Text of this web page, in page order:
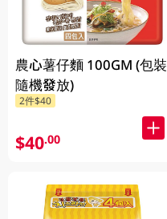
農心薯仔麵 100GM (包裝
隨機發放)
2件$40
$40.00